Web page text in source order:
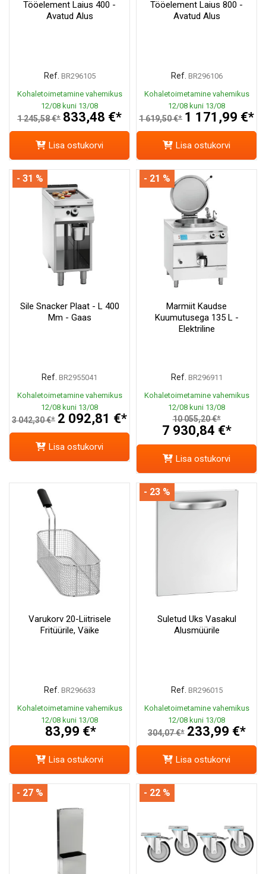
Tööelement Laius 400 -
Avatud Alus
Ref. BR296105
Kohaletoimetamine vahemikus
12/08 kuni 13/08
1 245,58 €* 833,48 €*
Lisa ostukorvi
Tööelement Laius 800 -
Avatud Alus
Ref. BR296106
Kohaletoimetamine vahemikus
12/08 kuni 13/08
1 619,50 €* 1 171,99 €*
Lisa ostukorvi
Sile Snacker Plaat - L 400
Mm - Gaas
Ref. BR2955041
Kohaletoimetamine vahemikus
12/08 kuni 13/08
3 042,30 €* 2 092,81 €*
- 31 %
Lisa ostukorvi
Marmiit Kaudse
Kuumutusega 135 L -
Elektriline
Ref. BR296911
Kohaletoimetamine vahemikus
12/08 kuni 13/08
10 055,20 €*
7 930,84 €*
- 21 %
Lisa ostukorvi
Varukorv 20-Liitrisele
Fritüürile, Väike
Ref. BR296633
Kohaletoimetamine vahemikus
12/08 kuni 13/08
83,99 €*
Lisa ostukorvi
Suletud Uks Vasakul
Alusmüürile
Ref. BR296015
Kohaletoimetamine vahemikus
12/08 kuni 13/08
304,07 €* 233,99 €*
- 23 %
Lisa ostukorvi
- 27 % - 22 %